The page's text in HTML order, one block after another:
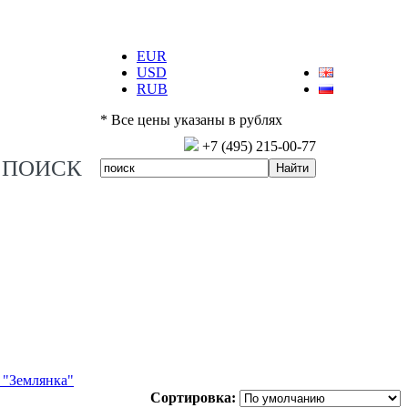
EUR
USD
RUB
* Все цены указаны в рублях
+7 (495) 215-00-77
ПОИСК
Сортировка: